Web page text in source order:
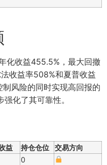
化收益455.5%，最大回撤
收益率508%和夏普收益
风险的同时实现高回报的
化了其可靠性。
益 持仓仓位
交易方向
0